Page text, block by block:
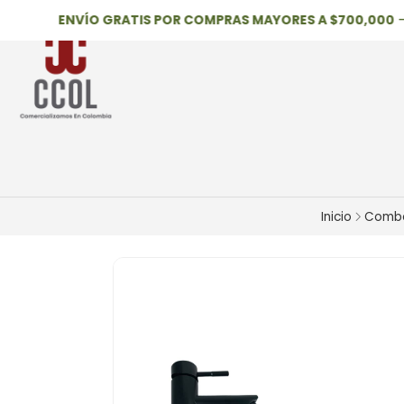
ENVÍO GRATIS POR COMPRAS MAYORES A $700,000—
Inicio